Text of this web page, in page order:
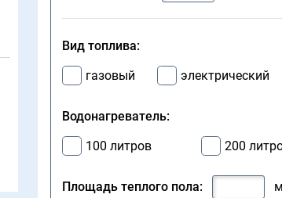
Вид топлива:
газовый электрический
Водонагреватель:
100 литров 200
Площадь теплого пола: м